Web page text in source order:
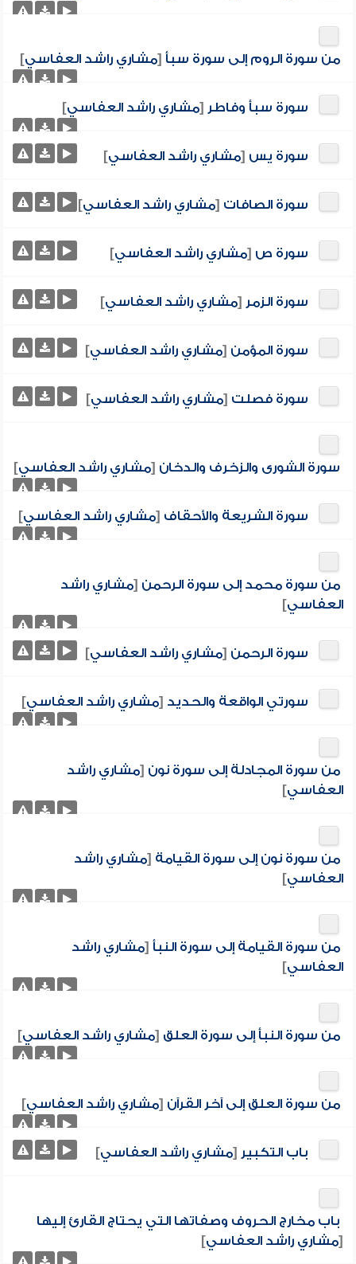
من سورة الروم إلى سورة سبأ [مشاري راشد العفاسي]
سورة سبأ وفاطر [مشاري راشد العفاسي]
سورة يس [مشاري راشد العفاسي]
سورة الصافات [مشاري راشد العفاسي]
سورة ص [مشاري راشد العفاسي]
سورة الزمر [مشاري راشد العفاسي]
سورة المؤمن [مشاري راشد العفاسي]
سورة فصلت [مشاري راشد العفاسي]
سورة الشورى والزخرف والدخان [مشاري راشد العفاسي]
سورة الشريعة والأحقاف [مشاري راشد العفاسي]
من سورة محمد إلى سورة الرحمن [مشاري راشد
العفاسي]
سورة الرحمن [مشاري راشد العفاسي]
سورتي الواقعة والحديد [مشاري راشد العفاسي]
من سورة المجادلة إلى سورة نون [مشاري راشد
العفاسي]
من سورة نون إلى سورة القيامة [مشاري راشد
العفاسي]
من سورة القيامة إلى سورة النبأ [مشاري راشد
العفاسي]
من سورة النبأ إلى سورة العلق [مشاري راشد العفاسي]
من سورة العلق إلى آخر القرآن [مشاري راشد العفاسي]
باب التكبير [مشاري راشد العفاسي]
باب مخارج الحروف وصفاتها التي يحتاج القارئ إليها
[مشاري راشد العفاسي]